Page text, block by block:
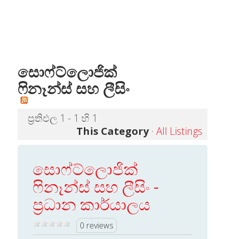
සොෆ්ට්ලොජික්
ෆිනෑන්ස් සහ ලීසිං
ප්‍රතිඵල 1 - 1 හි 1
This Category· All Listings
සොෆ්ට්ලොජික්
ෆිනෑන්ස් සහ ලීසිං -
ප්‍රධාන කාර්යාලය
0 reviews